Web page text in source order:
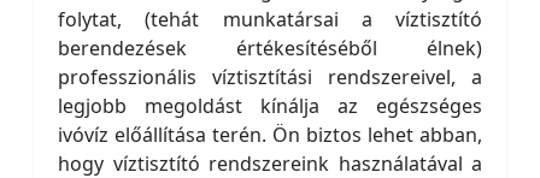
folytat, (tehát munkatársai a víztisztító
berendezések értékesítéséből élnek)
professzionális víztisztítási rendszereivel, a
legjobb megoldást kínálja az egészséges
ivóvíz előállítása terén. Ön biztos lehet abban,
hogy víztisztító rendszereink használatával a